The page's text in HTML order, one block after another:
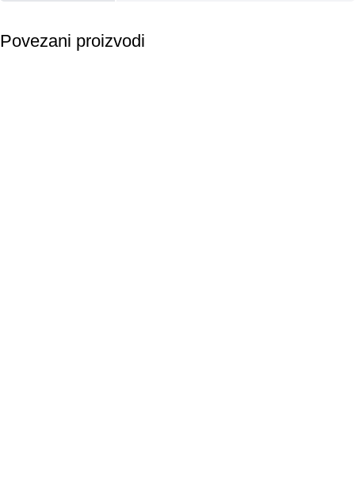
Povezani proizvodi